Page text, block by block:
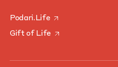
Podari.Life
Gift of Life